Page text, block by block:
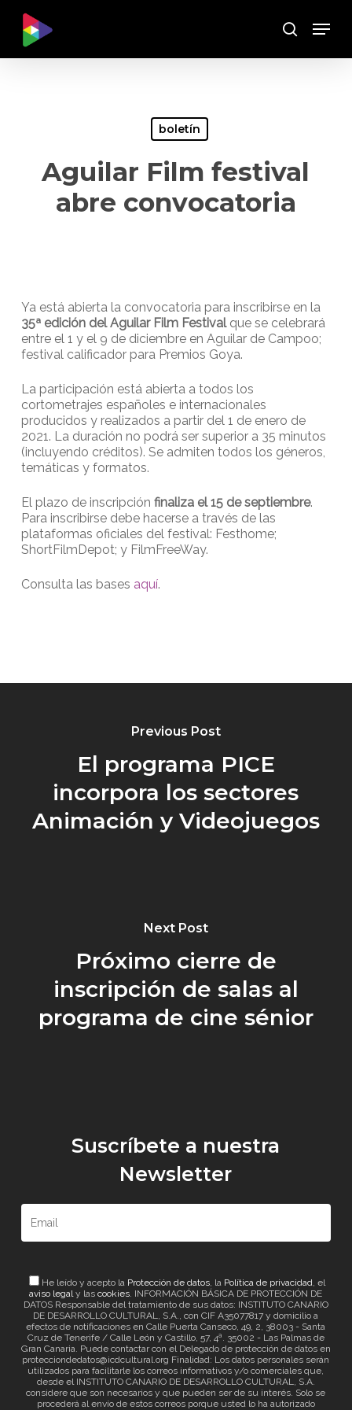
main
Buscar
Menu
boletín
Aguilar Film festival
abre convocatoria
Ya está abierta la convocatoria para inscribirse en la
35ª edición del Aguilar Film Festivalque se celebrará
entre el 1 y el 9 de diciembre en Aguilar de Campoo;
festival calificador para Premios Goya.
La participación está abierta a todos los
cortometrajes españoles e internacionales
producidos y realizados a partir del 1 de enero de
2021. La duración no podrá ser superior a 35 minutos
(incluyendo créditos). Se admiten todos los géneros,
temáticas y formatos.
El plazo de inscripción finaliza el 15 de septiembre.
Para inscribirse debe hacerse a través de las
plataformas oficiales del festival: Festhome;
ShortFilmDepot; y FilmFreeWay.
Consulta las bases aquí.
Previous Post
El programa PICE
incorpora los sectores
Animación y Videojuegos
Next Post
Próximo cierre de
inscripción de salas al
programa de cine sénior
Suscríbete a nuestra
Newsletter
He leído y acepto la Protección de datos, la Política de privacidad, el
aviso legaly lascookies. INFORMACIÓN BÁSICA DE PROTECCIÓN DE
DATOS Responsable del tratamiento de sus datos: INSTITUTO CANARIO
DE DESARROLLO CULTURAL, S.A., con CIF A35077817 y domicilio a
efectos de notificaciones en Calle Puerta Canseco, 49, 2, 38003 - Santa
Cruz de Tenerife / Calle León y Castillo, 57, 4ª. 35002 - Las Palmas de
Gran Canaria. Puede contactar con el Delegado de protección de datos en
protecciondedatos@icdcultural.org Finalidad: Los datos personales serán
utilizados para facilitarle los correos informativos y/o comerciales que,
desde el INSTITUTO CANARIO DE DESARROLLO CULTURAL, S.A.
considere que son necesarios y que pueden ser de su interés. Solo se
procederá al envío de estos correos porque usted lo ha autorizado